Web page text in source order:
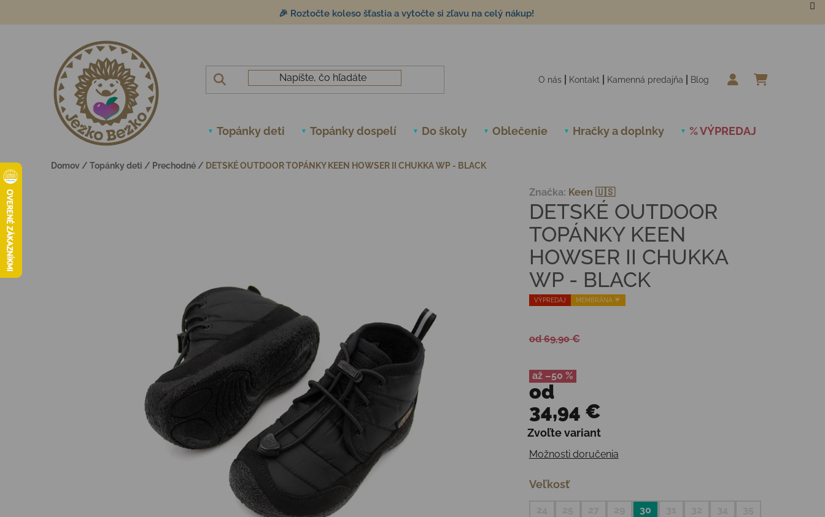
🎉 Roztočte koleso šťastia a vytočte si zľavu na celý nákup!
O nás Kontakt Kamenná predajňa Blog
Topánky deti Topánky dospelí Do školy Oblečenie Hračky a doplnky % VÝPREDAJ
Domov / Topánky deti / Prechodné / DETSKÉ OUTDOOR TOPÁNKY KEEN HOWSER II CHUKKA WP - BLACK
VÝPREDAJ MEMBRÁNA ☔️
DETSKÉ OUTDOOR
TOPÁNKY KEEN
HOWSER II CHUKKA
WP - BLACK
Značka: Keen 🇺🇸
od 69,90 €
až –50 %
od
34,94 €
Jednotková cena:
Zvoľte variant
Možnosti doručenia
Veľkosť
30